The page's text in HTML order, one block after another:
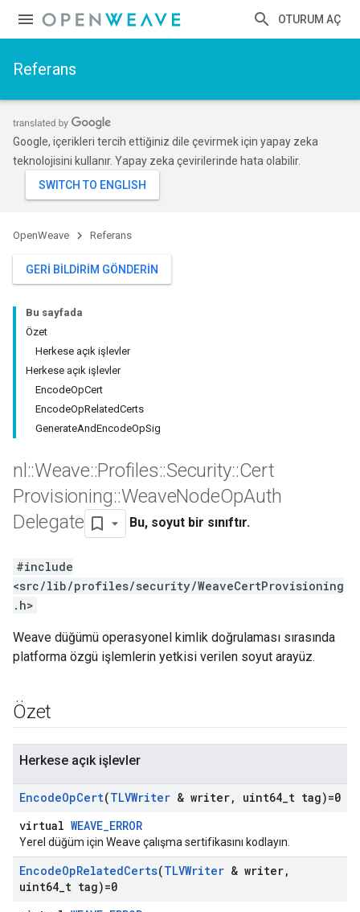
OTURUM AÇ
Referans
Google, içerikleri tercih ettiğiniz dile çevirmek için yapay zeka
teknolojisini kullanır. Yapay zeka çevirilerinde hata olabilir.
OpenWeave Referans
GERI BILDIRIM GÖNDERIN
Bu sayfada
Özet
Herkese açık işlevler
Herkese açık işlevler
EncodeOpCert
EncodeOpRelatedCerts
GenerateAndEncodeOpSig
nl ::Weave::Profiles::Security::Cert
Provisioning::WeaveNodeOpAuth
Delegate
Bu, soyut bir sınıftır.
#include
<src/lib/profiles/security/WeaveCertProvisioning
.h>
Weave düğümü operasyonel kimlik doğrulaması sırasında
platforma özgü işlemlerin yetkisi verilen soyut arayüz.
Özet
Herkese açık işlevler
EncodeOpCert(TLVWriter & writer, uint64 t tag)=0
virtual WEAVE_ERROR
Yerel düğüm için Weave çalışma sertifikasını kodlayın.
EncodeOpRelatedCerts(TLVWriter & writer,
uint64 t tag)=0